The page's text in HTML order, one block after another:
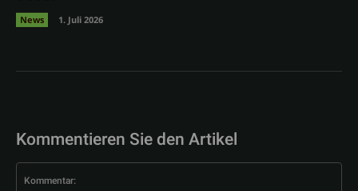
News 1. Juli 2026
Kommentieren Sie den Artikel